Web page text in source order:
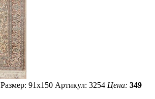
Размер: 91х150 Артикул: 3254 Цена: 349